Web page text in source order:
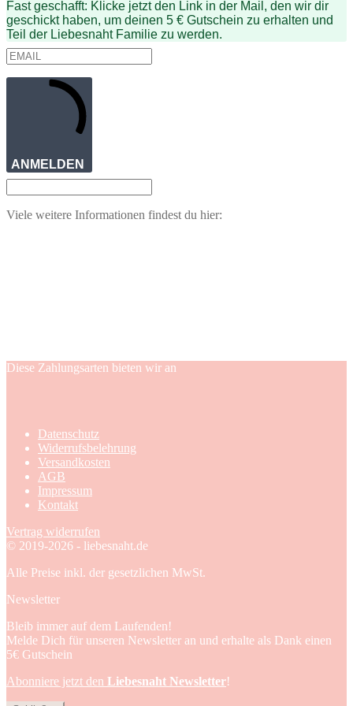
Fast geschafft: Klicke jetzt den Link in der Mail, den wir dir
geschickt haben, um deinen 5 € Gutschein zu erhalten und
Teil der Liebesnaht Familie zu werden.
ANMELDEN
Viele weitere Informationen findest du hier:
Diese Zahlungsarten bieten wir an
Datenschutz
Widerrufsbelehrung
Versandkosten
AGB
Impressum
Kontakt
Vertrag widerrufen
© 2019-2026 - liebesnaht.de
Alle Preise inkl. der gesetzlichen MwSt.
Newsletter
Bleib immer auf dem Laufenden!
Melde Dich für unseren Newsletter an und erhalte als Dank einen
5€ Gutschein
Abonniere jetzt den Liebesnaht Newsletter!